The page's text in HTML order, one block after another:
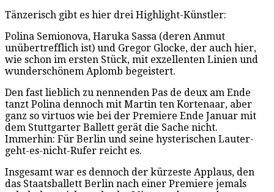
Tänzerisch gibt es hier drei Highlight-Künstler:
Polina Semionova, Haruka Sassa (deren Anmut
unübertrefflich ist) und Gregor Glocke, der auch hier,
wie schon im ersten Stück, mit exzellenten Linien und
wunderschönem Aplomb begeistert.
Den fast lieblich zu nennenden Pas de deux am Ende
tanzt Polina dennoch mit Martin ten Kortenaar, aber
ganz so virtuos wie bei der Premiere Ende Januar mit
dem Stuttgarter Ballett gerät die Sache nicht.
Immerhin: Für Berlin und seine hysterischen Lauter-
geht-es-nicht-Rufer reicht es.
Insgesamt war es dennoch der kürzeste Applaus, den
das Staatsballett Berlin nach einer Premiere jemals